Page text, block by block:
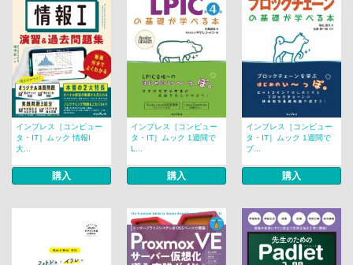
インプレス［コンピュー
タ・IT］ムック 情報I
大...
購入
インプレス［コンピュー
タ・IT］ムック 1週間で
L...
購入
インプレス［コンピュー
タ・IT］ムック 1週間で
ブ...
購入